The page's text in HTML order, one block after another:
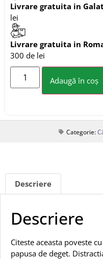
Livrare gratuita in
lei
Livrare gratuita in
300 de lei
Adaugă în coș
Categorie:
Descriere
Descriere
Citeste aceasta poveste
papusa de deget.